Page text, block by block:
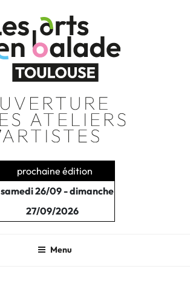
prochaine édition
samedi 26/09 - dimanche
27/09/2026
Menu